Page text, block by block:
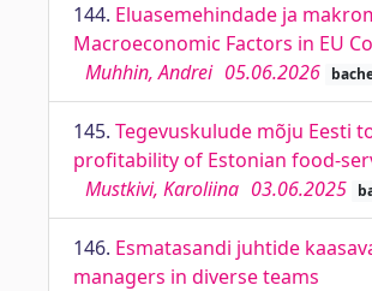
144. Eluasemehindade ja
Macroeconomic Factors in EU
Muhhin, Andrei 05.06.2026
145. Tegevuskulude mõju Eesti
profitability of Estonian food-
Mustkivi, Karoliina 03.06.2025
146. Esmatasandi juhtide
managers in diverse teams